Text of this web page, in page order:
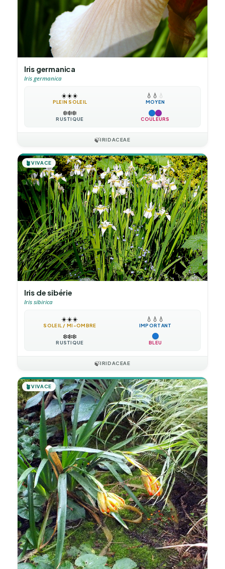
Iris germanica
Iris germanica
☀️☀️☀️
PLEIN SOLEIL
💧 💧 💧
MOYEN
❄️❄️❄️
RUSTIQUE COULEURS
🍃IRIDACEAE
🪴VIVACE
Iris de sibérie
Iris sibirica
☀️☀️☀️
SOLEIL / MI-OMBRE
💧 💧 💧
IMPORTANT
❄️❄️❄️
RUSTIQUE BLEU
🍃IRIDACEAE
🪴VIVACE